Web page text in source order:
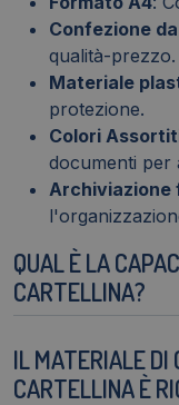
Confezione
qualità-prezzo.
Materiale
protezione.
Colori
documenti per
Archiviazione
QUAL È LA
CARTELLINA?
IL MATERIALE DI
CARTELLINA È